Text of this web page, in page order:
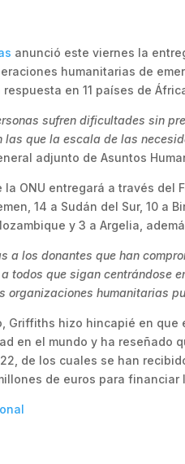
anunció este viernes la
humanitarias de
en 11 países de
sufren dificultades sin
las que la escala de las
adjunto de Asuntos
ONU entregará a través del
14 a Sudán del Sur, 10 a
y 3 a Argelia,
a los donantes que han
todos que sigan centrándose
organizaciones humanitarias
Griffiths hizo hincapié en
en el mundo y ha reseñado
de los cuales se han
de euros para